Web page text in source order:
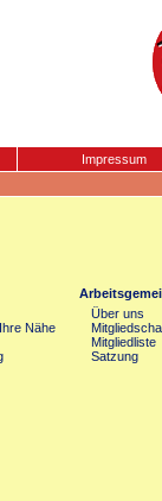
Impressum
Nähe
Über uns
Mitgliedliste
Satzung